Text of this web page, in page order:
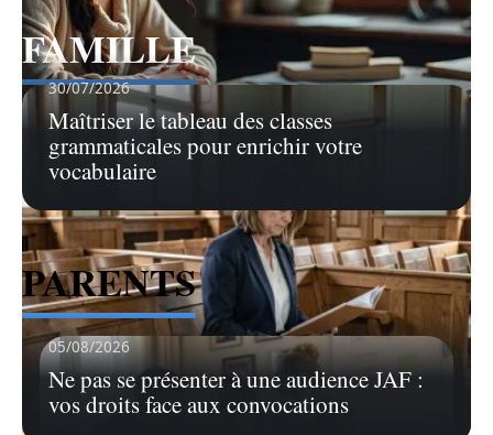
30/07/2026
Maîtriser le tableau des classes
grammaticales pour enrichir votre
vocabulaire
FAMILLE
05/08/2026
Ne pas se présenter à une audience JAF :
vos droits face aux convocations
Voir tous les articles
PARENTS